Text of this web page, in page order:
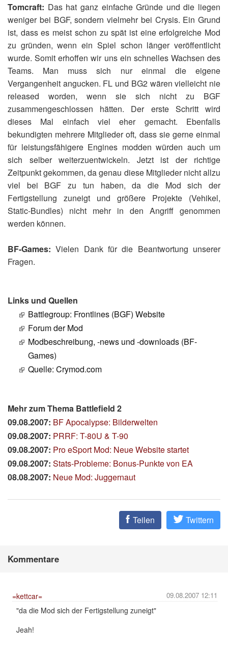
Tomcraft: Das hat ganz einfache Gründe und die liegen
weniger bei BGF, sondern vielmehr bei Crysis. Ein Grund
ist, dass es meist schon zu spät ist eine erfolgreiche Mod
zu gründen, wenn ein Spiel schon länger veröffentlicht
wurde. Somit erhoffen wir uns ein schnelles Wachsen des
Teams. Man muss sich nur einmal die eigene
Vergangenheit angucken. FL und BG2 wären vielleicht nie
released worden, wenn sie sich nicht zu BGF
zusammengeschlossen hätten. Der erste Schritt wird
dieses Mal einfach viel eher gemacht. Ebenfalls
bekundigten mehrere Mitglieder oft, dass sie gerne einmal
für leistungsfähigere Engines modden würden auch um
sich selber weiterzuentwickeln. Jetzt ist der richtige
Zeitpunkt gekommen, da genau diese Mitglieder nicht allzu
viel bei BGF zu tun haben, da die Mod sich der
Fertigstellung zuneigt und größere Projekte (Vehikel,
Static-Bundles) nicht mehr in den Angriff genommen
werden können.
BF-Games: Vielen Dank für die Beantwortung unserer
Fragen.
Links und Quellen
Battlegroup: Frontlines (BGF) Website
Forum der Mod
Modbeschreibung, -news und -downloads (BF-
Games)
Quelle: Crymod.com
Mehr zum Thema Battlefield 2
09.08.2007: BF Apocalypse: Bilderwelten
09.08.2007: PRRF: T-80U & T-90
09.08.2007: Pro eSport Mod: Neue Website startet
09.08.2007: Stats-Probleme: Bonus-Punkte von EA
08.08.2007: Neue Mod: Juggernaut
Teilen Twittern
Kommentare
09.08.2007 12:11
=kettcar=
"da die Mod sich der Fertigstellung zuneigt"
Jeah!